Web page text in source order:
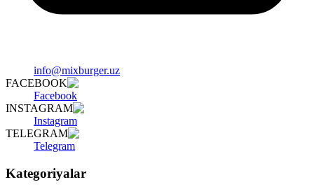
info@mixburger.uz
FACEBOOK
Facebook
INSTAGRAM
Instagram
TELEGRAM
Telegram
Kategoriyalar